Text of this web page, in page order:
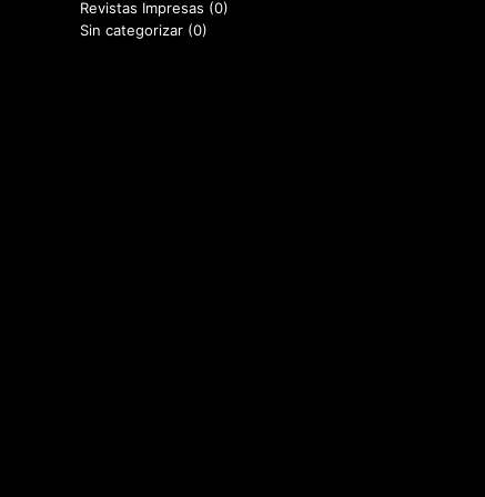
Revistas Impresas (0)
Sin categorizar (0)